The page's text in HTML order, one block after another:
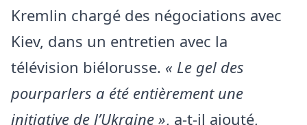
Kremlin chargé des négociations avec
Kiev, dans un entretien avec la
télévision biélorusse. « Le gel des
pourparlers a été entièrement une
initiative de l’Ukraine », a-t-il ajouté,